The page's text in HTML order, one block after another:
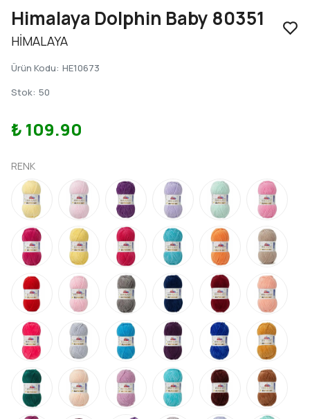
Himalaya Dolphin Baby 80351
HİMALAYA
Ürün Kodu: HE10673
Stok: 50
₺ 109.90
RENK